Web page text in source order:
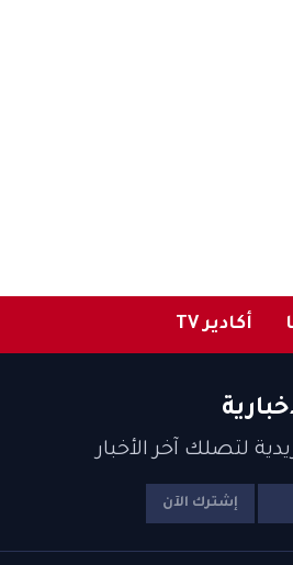
أكادير TV
لتصلك آخر الأخبار
إشترك الآن